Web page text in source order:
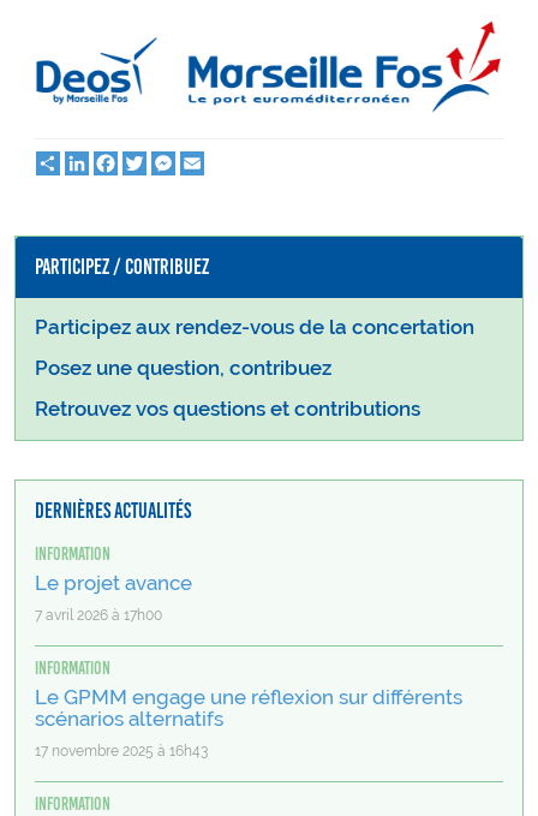
Partager
LinkedInFacebook
TwitterMessenger
Participez / Contribuez
Participez aux rendez-vous de la concertation
Posez une question, contribuez
Retrouvez vos questions et contributions
Dernières actualités
Information
Le projet avance
7 avril 2026 à 17h00
Information
Le GPMM engage une réflexion sur différents
scénarios alternatifs
17 novembre 2025 à 16h43
Information